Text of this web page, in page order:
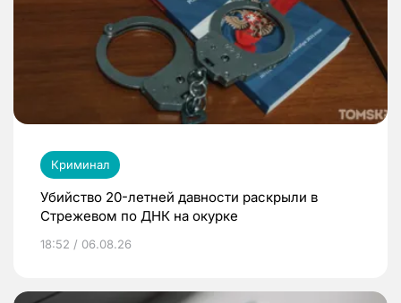
Криминал
Убийство 20-летней давности раскрыли в
Стрежевом по ДНК на окурке
18:52 / 06.08.26